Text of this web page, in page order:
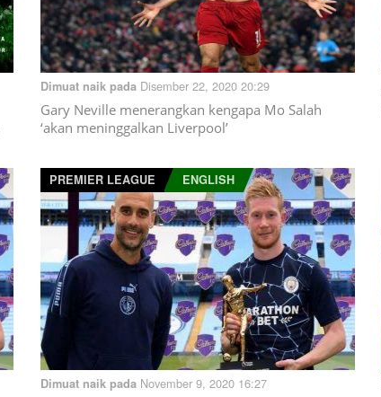
Dimuat naik pada Disember 22, 2020 20:29
Gary Neville menerangkan kengapa Mo Salah
‘akan meninggalkan Liverpool’
PREMIER LEAGUE ENGLISH
Dimuat naik pada November 9, 2020 16:27